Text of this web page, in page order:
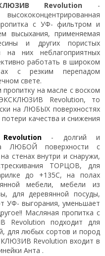
Revolution -
с УФ- фильтром и
высыхания, применяемая
и других пористых
на них неблагоприятных
работать в широком
с резким перепадом
свете.
на масле с воском
ЭКСКЛЮЗИВ Revolution, то
на ЛЮБЫХ поверхностях
качества и снижения
- долгий и
ЛЮБОЙ поверхности с
внутри и снаружи,
ТОРЦОВ, для
до +135С, на полах
мебели, мебели из
для деревянной посуды,
УФ- выгорания, уменьшает
! Масляная пропитка с
Revolution подходит для
для любых сортов и пород
Revolution входит в
Анта .